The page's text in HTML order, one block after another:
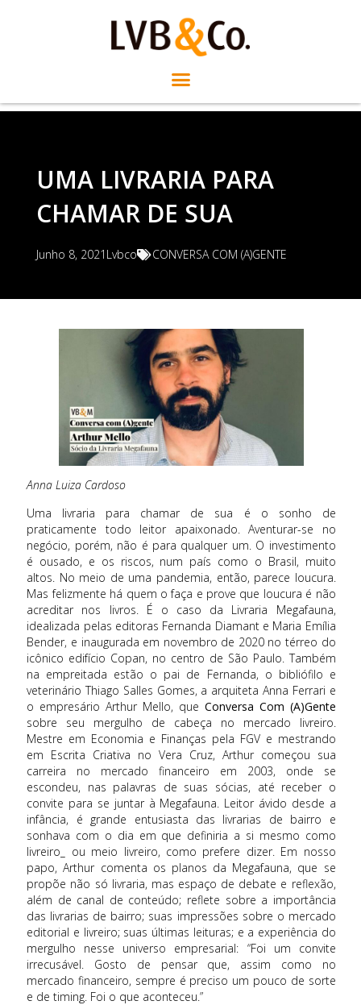
UMA LIVRARIA PARA
CHAMAR DE SUA
Junho 8, 2021 Lvbco CONVERSA COM (A)GENTE
Anna Luiza Cardoso
Uma livraria para chamar de sua é o sonho de
praticamente todo leitor apaixonado. Aventurar-se no
negócio, porém, não é para qualquer um. O investimento
é ousado, e os riscos, num país como o Brasil, muito
altos. No meio de uma pandemia, então, parece loucura.
Mas felizmente há quem o faça e prove que loucura é não
acreditar nos livros. É o caso da Livraria Megafauna,
idealizada pelas editoras Fernanda Diamant e Maria Emília
Bender, e inaugurada em novembro de 2020 no térreo do
icônico edifício Copan, no centro de São Paulo. Também
na empreitada estão o pai de Fernanda, o bibliófilo e
veterinário Thiago Salles Gomes, a arquiteta Anna Ferrari e
o empresário Arthur Mello, que Conversa Com (A)Gente
sobre seu mergulho de cabeça no mercado livreiro.
Mestre em Economia e Finanças pela FGV e mestrando
em Escrita Criativa no Vera Cruz, Arthur começou sua
carreira no mercado financeiro em 2003, onde se
escondeu, nas palavras de suas sócias, até receber o
convite para se juntar à Megafauna. Leitor ávido desde a
infância, é grande entusiasta das livrarias de bairro e
sonhava com o dia em que definiria a si mesmo como
livreiro_ ou meio livreiro, como prefere dizer. Em nosso
papo, Arthur comenta os planos da Megafauna, que se
propõe não só livraria, mas espaço de debate e reflexão,
além de canal de conteúdo; reflete sobre a importância
das livrarias de bairro; suas impressões sobre o mercado
editorial e livreiro; suas últimas leituras; e a experiência do
mergulho nesse universo empresarial: “Foi um convite
irrecusável. Gosto de pensar que, assim como no
mercado financeiro, sempre é preciso um pouco de sorte
e de timing. Foi o que aconteceu.”